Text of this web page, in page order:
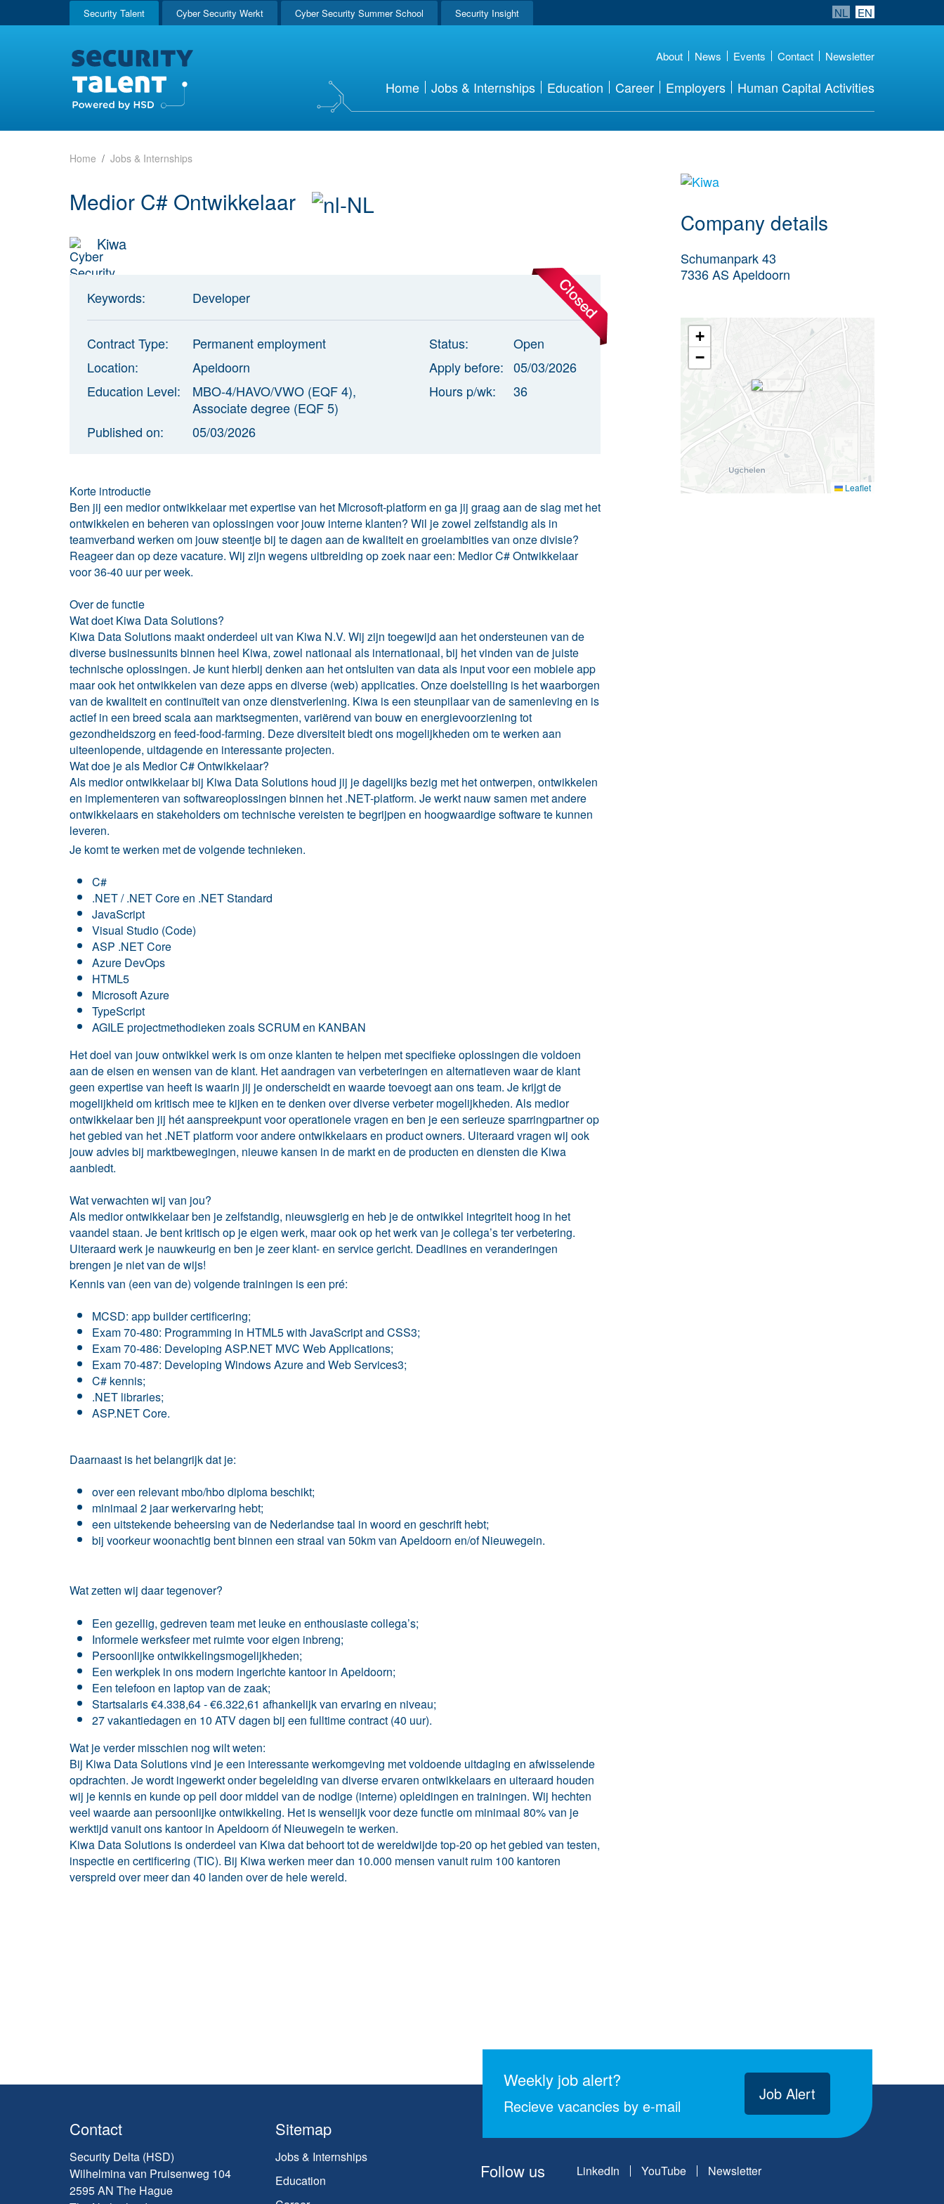
Security Talent Cyber Security Werkt Cyber Security Summer School Security Insight NL EN
About News Events Contact Newsletter
Home Jobs & Internships Education Career Employers Human Capital Activities
Home Jobs & Internships
Medior C# Ontwikkelaar
Kiwa
Keywords: Developer
Contract Type:
Permanent employment
Location:
Apeldoorn
Education Level:
MBO-4/HAVO/VWO (EQF 4),
Associate degree (EQF 5)
Published on:
05/03/2026
Status:
Open
Apply before: 05/03/2026
Hours p/wk:
36
Korte introductie
Ben jij een medior ontwikkelaar met expertise van het Microsoft-platform en ga jij graag aan de slag met het
ontwikkelen en beheren van oplossingen voor jouw interne klanten? Wil je zowel zelfstandig als in
teamverband werken om jouw steentje bij te dagen aan de kwaliteit en groeiambities van onze divisie?
Reageer dan op deze vacature. Wij zijn wegens uitbreiding op zoek naar een: Medior C# Ontwikkelaar
voor 36-40 uur per week.
Over de functie
Wat doet Kiwa Data Solutions?
Kiwa Data Solutions maakt onderdeel uit van Kiwa N.V. Wij zijn toegewijd aan het ondersteunen van de
diverse businessunits binnen heel Kiwa, zowel nationaal als internationaal, bij het vinden van de juiste
technische oplossingen. Je kunt hierbij denken aan het ontsluiten van data als input voor een mobiele app
maar ook het ontwikkelen van deze apps en diverse (web) applicaties. Onze doelstelling is het waarborgen
van de kwaliteit en continuïteit van onze dienstverlening. Kiwa is een steunpilaar van de samenleving en is
actief in een breed scala aan marktsegmenten, variërend van bouw en energievoorziening tot
gezondheidszorg en feed-food-farming. Deze diversiteit biedt ons mogelijkheden om te werken aan
uiteenlopende, uitdagende en interessante projecten.
Wat doe je als Medior C# Ontwikkelaar?
Als medior ontwikkelaar bij Kiwa Data Solutions houd jij je dagelijks bezig met het ontwerpen, ontwikkelen
en implementeren van softwareoplossingen binnen het .NET-platform. Je werkt nauw samen met andere
ontwikkelaars en stakeholders om technische vereisten te begrijpen en hoogwaardige software te kunnen
leveren.
Je komt te werken met de volgende technieken.
C#
.NET / .NET Core en .NET Standard
JavaScript
Visual Studio (Code)
ASP .NET Core
Azure DevOps
HTML5
Microsoft Azure
TypeScript
AGILE projectmethodieken zoals SCRUM en KANBAN
Het doel van jouw ontwikkel werk is om onze klanten te helpen met specifieke oplossingen die voldoen
aan de eisen en wensen van de klant. Het aandragen van verbeteringen en alternatieven waar de klant
geen expertise van heeft is waarin jij je onderscheidt en waarde toevoegt aan ons team. Je krijgt de
mogelijkheid om kritisch mee te kijken en te denken over diverse verbeter mogelijkheden. Als medior
ontwikkelaar ben jij hét aanspreekpunt voor operationele vragen en ben je een serieuze sparringpartner op
het gebied van het .NET platform voor andere ontwikkelaars en product owners. Uiteraard vragen wij ook
jouw advies bij marktbewegingen, nieuwe kansen in de markt en de producten en diensten die Kiwa
aanbiedt.
Wat verwachten wij van jou?
Als medior ontwikkelaar ben je zelfstandig, nieuwsgierig en heb je de ontwikkel integriteit hoog in het
vaandel staan. Je bent kritisch op je eigen werk, maar ook op het werk van je collega’s ter verbetering.
Uiteraard werk je nauwkeurig en ben je zeer klant- en service gericht. Deadlines en veranderingen
brengen je niet van de wijs!
Kennis van (een van de) volgende trainingen is een pré:
MCSD: app builder certificering;
Exam 70-480: Programming in HTML5 with JavaScript and CSS3;
Exam 70-486: Developing ASP.NET MVC Web Applications;
Exam 70-487: Developing Windows Azure and Web Services3;
C# kennis;
.NET libraries;
ASP.NET Core.
Daarnaast is het belangrijk dat je:
over een relevant mbo/hbo diploma beschikt;
minimaal 2 jaar werkervaring hebt;
een uitstekende beheersing van de Nederlandse taal in woord en geschrift hebt;
bij voorkeur woonachtig bent binnen een straal van 50km van Apeldoorn en/of Nieuwegein.
Wat zetten wij daar tegenover?
Een gezellig, gedreven team met leuke en enthousiaste collega’s;
Informele werksfeer met ruimte voor eigen inbreng;
Persoonlijke ontwikkelingsmogelijkheden;
Een werkplek in ons modern ingerichte kantoor in Apeldoorn;
Een telefoon en laptop van de zaak;
Startsalaris €4.338,64 - €6.322,61 afhankelijk van ervaring en niveau;
27 vakantiedagen en 10 ATV dagen bij een fulltime contract (40 uur).
Wat je verder misschien nog wilt weten:
Bij Kiwa Data Solutions vind je een interessante werkomgeving met voldoende uitdaging en afwisselende
opdrachten. Je wordt ingewerkt onder begeleiding van diverse ervaren ontwikkelaars en uiteraard houden
wij je kennis en kunde op peil door middel van de nodige (interne) opleidingen en trainingen. Wij hechten
veel waarde aan persoonlijke ontwikkeling. Het is wenselijk voor deze functie om minimaal 80% van je
werktijd vanuit ons kantoor in Apeldoorn óf Nieuwegein te werken.
Kiwa Data Solutions is onderdeel van Kiwa dat behoort tot de wereldwijde top-20 op het gebied van testen,
inspectie en certificering (TIC). Bij Kiwa werken meer dan 10.000 mensen vanuit ruim 100 kantoren
verspreid over meer dan 40 landen over de hele wereld.
More Employer
Company details
Schumanpark 43
7336 AS Apeldoorn
+
−
Leaflet
Weekly job alert?
Recieve vacancies by e-mail
Job Alert
Contact
Security Delta (HSD)
Wilhelmina van Pruisenweg 104
2595 AN The Hague
Sitemap
Jobs & Internships
Education
Follow us LinkedIn YouTube Newsletter